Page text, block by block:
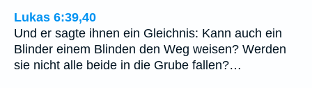
Lukas 6:39,40
Und er sagte ihnen ein Gleichnis: Kann auch ein
Blinder einem Blinden den Weg weisen? Werden
sie nicht alle beide in die Grube fallen?…